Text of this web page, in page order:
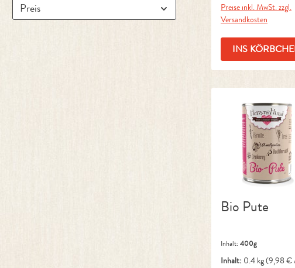
Preis
Preise inkl. MwSt. zzgl.
Versandkosten
INS
Bio Pute
Inhalt: 400g
Inhalt: 0.4 kg(9,98 €